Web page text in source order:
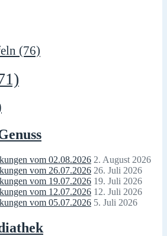
(76)
vom 02.08.2026 2. August 2026
vom 26.07.2026 26. Juli 2026
vom 19.07.2026 19. Juli 2026
vom 12.07.2026 12. Juli 2026
vom 05.07.2026 5. Juli 2026